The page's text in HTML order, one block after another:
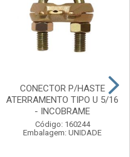
CONECTOR P/HASTE
ATERRAMENTO TIPO U 5/16
- INCOBRAME
Código: 160244
Embalagem: UNIDADE